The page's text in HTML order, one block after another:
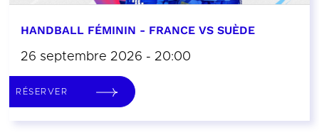
HANDBALL FÉMININ - FRANCE VS SUÈDE
26 septembre 2026 - 20:00
RÉSERVER